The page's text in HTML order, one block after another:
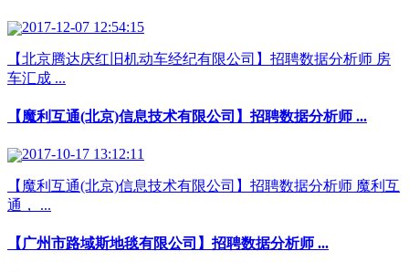
2017-12-07 12:54:15
【北京腾达庆红旧机动车经纪有限公司】招聘数据分析师 房
车汇成 ...
【魔利互通(北京)信息技术有限公司】招聘数据分析师 ...
2017-10-17 13:12:11
【魔利互通(北京)信息技术有限公司】招聘数据分析师 魔利互
通， ...
【广州市路域斯地毯有限公司】招聘数据分析师 ...